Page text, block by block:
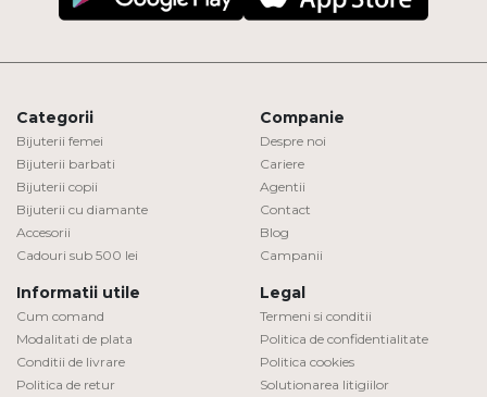
Categorii
Bijuterii femei
Bijuterii barbati
Bijuterii copii
Bijuterii cu diamante
Accesorii
Cadouri sub 500 lei
Companie
Despre noi
Cariere
Agentii
Contact
Blog
Campanii
Informatii utile
Cum comand
Modalitati de plata
Conditii de livrare
Politica de retur
Legal
Termeni si conditii
Politica de confidentialitate
Politica cookies
Solutionarea litigiilor